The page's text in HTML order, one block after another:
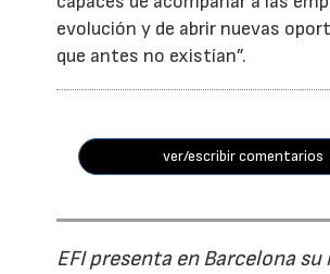
evolución y de abrir nuevas
que antes no existían”.
ver/escribir comentarios
EFI presenta en Barcelona su